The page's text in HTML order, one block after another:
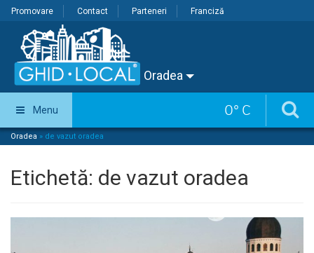
Promovare Contact Parteneri Franciză
Oradea
0° C
Menu
Oradea » de vazut oradea
Etichetă: de vazut oradea